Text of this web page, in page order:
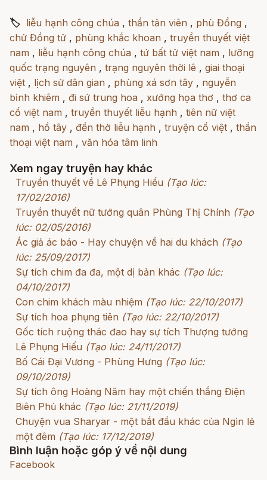
🏷 liễu hạnh công chúa , thần tản viên , phù Đổng ,
chử Đồng tử , phùng khắc khoan , truyền thuyết việt
nam , liễu hạnh công chúa , tứ bất tử việt nam , lưỡng
quốc trạng nguyên , trạng nguyên thời lê , giai thoại
việt , lịch sử dân gian , phùng xá sơn tây , nguyễn
bỉnh khiêm , đi sứ trung hoa , xướng họa thơ , thơ ca
cổ việt nam , truyền thuyết liễu hạnh , tiên nữ việt
nam , hồ tây , đền thờ liễu hạnh , truyện cổ việt , thần
thoại việt nam , văn hóa tâm linh
Xem ngay truyện hay khác
Truyền thuyết về Lê Phụng Hiểu (Tạo lúc:
17/02/2016)
Truyền thuyết nữ tướng quân Phùng Thị Chính (Tạo
lúc: 02/05/2016)
Ác giả ác báo - Hay chuyện về hai du khách (Tạo
lúc: 25/09/2017)
Sự tích chim đa đa, một dị bản khác (Tạo lúc:
04/10/2017)
Con chim khách màu nhiệm (Tạo lúc: 22/10/2017)
Sự tích hoa phụng tiên (Tạo lúc: 22/10/2017)
Gốc tích ruộng thác đao hay sự tích Thượng tướng
Lê Phụng Hiếu (Tạo lúc: 24/11/2017)
Bố Cái Đại Vương - Phùng Hưng (Tạo lúc:
09/10/2019)
Sự tích ông Hoàng Năm hay một chiến thắng Điện
Biên Phủ khác (Tạo lúc: 21/11/2019)
Chuyện vua Sharyar - một bắt đầu khác của Ngìn lẻ
một đêm (Tạo lúc: 17/12/2019)
Bình luận hoặc góp ý về nội dung
Facebook